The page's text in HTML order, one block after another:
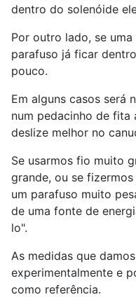
dentro do solenóide
Por outro lado, se
parafuso já ficar
pouco.
Em alguns casos será
num pedacinho de fita
deslize melhor no
Se usarmos fio muito
grande, ou se
um parafuso muito
de uma fonte de
lo".
As medidas que
experimentalmente e
como referência.